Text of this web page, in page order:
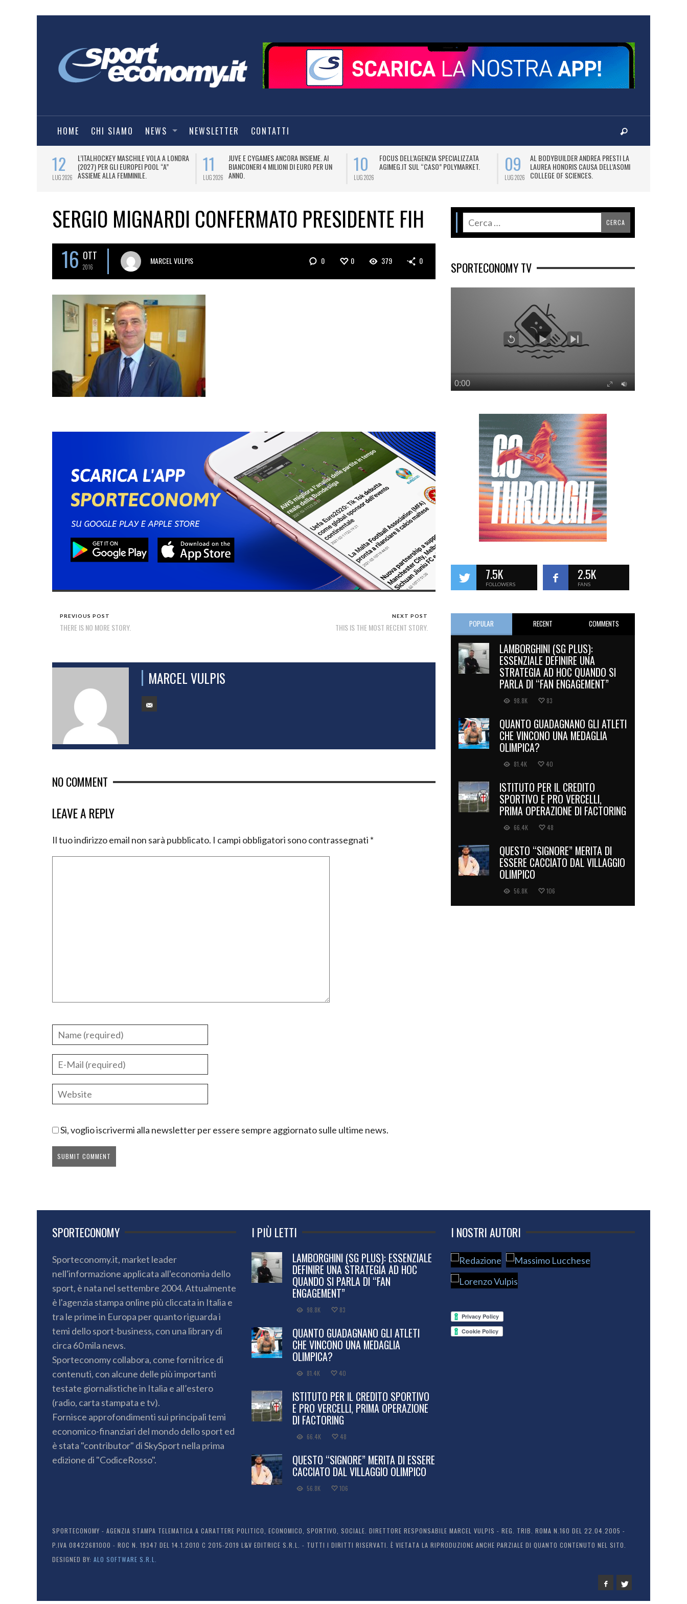
HOME CHI SIAMO NEWS NEWSLETTER CONTATTI
12
LUG 2026
L’ITALHOCKEY MASCHILE VOLA A LONDRA
(2027) PER GLI EUROPEI POOL “A”
ASSIEME ALLA FEMMINILE.
11
LUG 2026
JUVE E CYGAMES ANCORA INSIEME. AI
BIANCONERI 4 MILIONI DI EURO PER UN
ANNO.
10
LUG 2026
FOCUS DELL’AGENZIA SPECIALIZZATA
AGIMEG.IT SUL “CASO” POLYMARKET.
09
LUG 2026
AL BODYBUILDER ANDREA PRESTI LA
LAUREA HONORIS CAUSA DELL’ASOMI
COLLEGE OF SCIENCES.
SERGIO MIGNARDI CONFERMATO PRESIDENTE FIH
16 OTT
2016
MARCEL VULPIS 0 0 379 0
PREVIOUS POST
THERE IS NO MORE STORY.
NEXT POST
THIS IS THE MOST RECENT STORY.
MARCEL VULPIS
NO COMMENT
LEAVE A REPLY
Il tuo indirizzo email non sarà pubblicato. I campi obbligatori sono contrassegnati *
Sì, voglio iscrivermi alla newsletter per essere sempre aggiornato sulle ultime news.
SPORTECONOMY TV
7.5K
FOLLOWERS
2.5K
FANS
POPULAR RECENT COMMENTS
LAMBORGHINI (SG PLUS):
ESSENZIALE DEFINIRE UNA
STRATEGIA AD HOC QUANDO SI
PARLA DI “FAN ENGAGEMENT”
98.8K 83
QUANTO GUADAGNANO GLI ATLETI
CHE VINCONO UNA MEDAGLIA
OLIMPICA?
81.4K 40
ISTITUTO PER IL CREDITO
SPORTIVO E PRO VERCELLI,
PRIMA OPERAZIONE DI FACTORING
66.4K 48
QUESTO “SIGNORE” MERITA DI
ESSERE CACCIATO DAL VILLAGGIO
OLIMPICO
56.8K 106
SPORTECONOMY
Sporteconomy.it, market leader
nell'informazione applicata all'economia dello
sport, è nata nel settembre 2004. Attualmente
è l'agenzia stampa online più cliccata in Italia e
tra le prime in Europa per quanto riguarda i
temi dello sport-business, con una library di
circa 60 mila news.
Sporteconomy collabora, come fornitrice di
contenuti, con alcune delle più importanti
testate giornalistiche in Italia e all’estero
(radio, carta stampata e tv).
Fornisce approfondimenti sui principali temi
economico-finanziari del mondo dello sport ed
è stata "contributor" di SkySport nella prima
edizione di "CodiceRosso".
I PIÙ LETTI
LAMBORGHINI (SG PLUS): ESSENZIALE
DEFINIRE UNA STRATEGIA AD HOC
QUANDO SI PARLA DI “FAN
ENGAGEMENT”
98.8K 83
QUANTO GUADAGNANO GLI ATLETI
CHE VINCONO UNA MEDAGLIA
OLIMPICA?
81.4K 40
ISTITUTO PER IL CREDITO SPORTIVO
E PRO VERCELLI, PRIMA OPERAZIONE
DI FACTORING
66.4K 48
QUESTO “SIGNORE” MERITA DI ESSERE
CACCIATO DAL VILLAGGIO OLIMPICO
56.8K 106
I NOSTRI AUTORI
SPORTECONOMY - AGENZIA STAMPA TELEMATICA A CARATTERE POLITICO, ECONOMICO, SPORTIVO, SOCIALE. DIRETTORE RESPONSABILE MARCEL VULPIS - REG. TRIB. ROMA N.160 DEL 22.04.2005 -
P.IVA 08422681000 - ROC N. 19347 DEL 14.1.2010 C 2015-2019 L&V EDITRICE S.R.L. - TUTTI I DIRITTI RISERVATI. È VIETATA LA RIPRODUZIONE ANCHE PARZIALE DI QUANTO CONTENUTO NEL SITO.
DESIGNED BY: ALO SOFTWARE S.R.L.